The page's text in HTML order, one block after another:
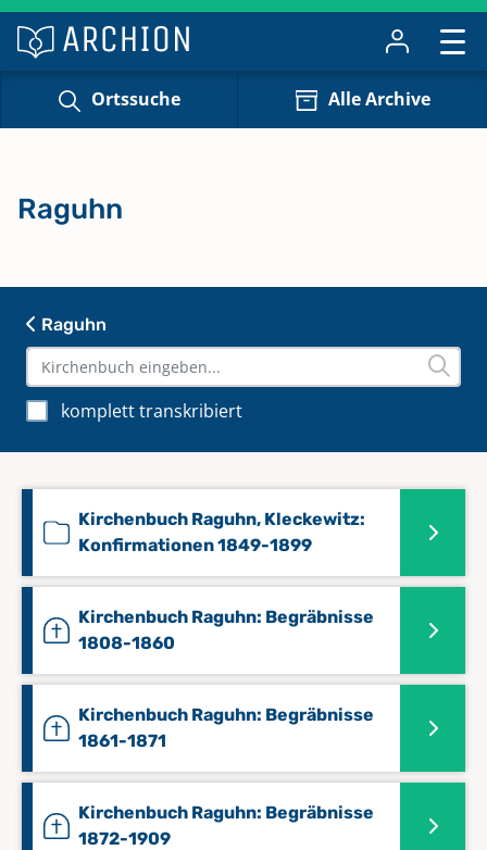
Ortssuche Alle Archive
Raguhn
komplett transkribiert
Kirchenbuch Raguhn, Kleckewitz:
Konfirmationen 1849-1899
Kirchenbuch Raguhn: Begräbnisse
1808-1860
Kirchenbuch Raguhn: Begräbnisse
1861-1871
Kirchenbuch Raguhn: Begräbnisse
1872-1909
Raguhn